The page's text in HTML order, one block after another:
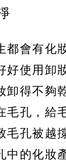
會有化
好使用卸
卸得不夠
毛孔，給
毛孔被越
中的化妝